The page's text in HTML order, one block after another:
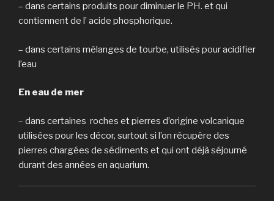
– dans certains produits pour diminuer le PH. et qui
contiennent de l’ acide phosphorique.
– dans certains mélanges de tourbe, utilisés pour acidifier
l’eau
En eau de mer
– dans certaines roches et pierres d’origine volcanique
utilisées pour les décor, surtout si l’on récupère des
pierres chargées de sédiments et qui ont déjà séjourné
durant des années en aquarium.